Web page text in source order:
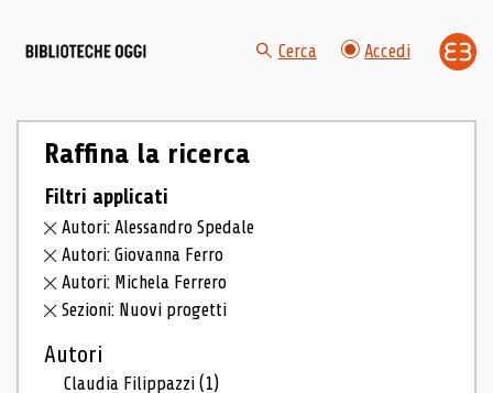
Cerca Accedi
Raffina la ricerca
Filtri applicati
Autori: Alessandro Spedale
Autori: Giovanna Ferro
Autori: Michela Ferrero
Sezioni: Nuovi progetti
Autori
Claudia Filippazzi(1)